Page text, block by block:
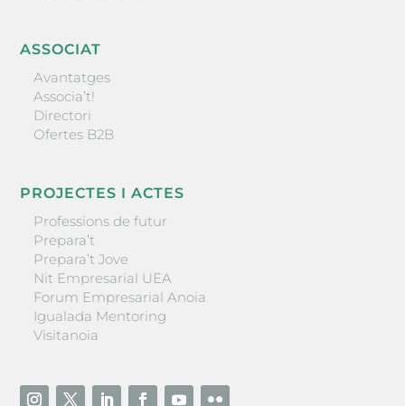
ASSOCIAT
Avantatges
Associa’t!
Directori
Ofertes B2B
PROJECTES I ACTES
Professions de futur
Prepara’t
Prepara’t Jove
Nit Empresarial UEA
Forum Empresarial Anoia
Igualada Mentoring
Visitanoia